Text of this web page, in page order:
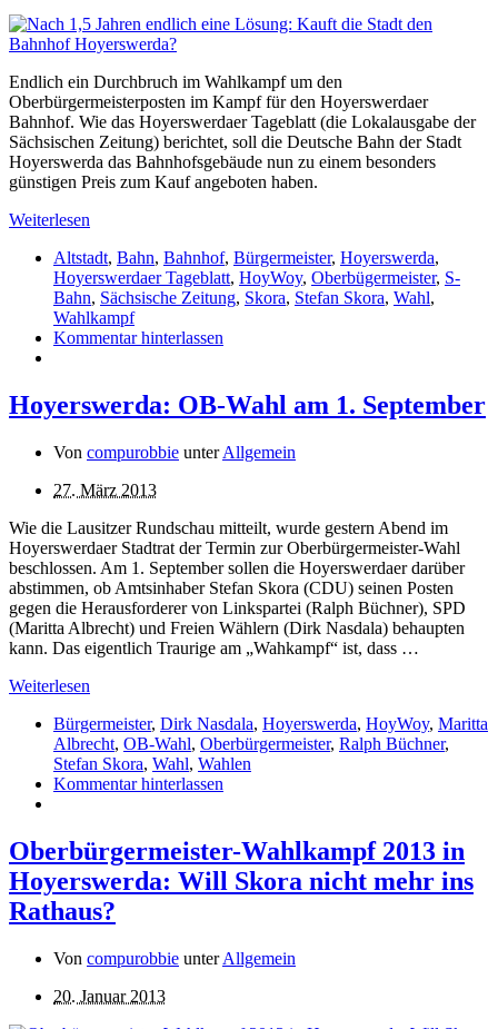
Endlich ein Durchbruch im Wahlkampf um den
Oberbürgermeisterposten im Kampf für den Hoyerswerdaer
Bahnhof. Wie das Hoyerswerdaer Tageblatt (die Lokalausgabe der
Sächsischen Zeitung) berichtet, soll die Deutsche Bahn der Stadt
Hoyerswerda das Bahnhofsgebäude nun zu einem besonders
günstigen Preis zum Kauf angeboten haben.
Weiterlesen
Altstadt, Bahn, Bahnhof, Bürgermeister, Hoyerswerda,
Hoyerswerdaer Tageblatt, HoyWoy, Oberbügermeister, S-
Bahn, Sächsische Zeitung, Skora, Stefan Skora, Wahl,
Wahlkampf
Kommentar hinterlassen
Hoyerswerda: OB-Wahl am 1. September
Von compurobbie unterAllgemein
27. März 2013
Wie die Lausitzer Rundschau mitteilt, wurde gestern Abend im
Hoyerswerdaer Stadtrat der Termin zur Oberbürgermeister-Wahl
beschlossen. Am 1. September sollen die Hoyerswerdaer darüber
abstimmen, ob Amtsinhaber Stefan Skora (CDU) seinen Posten
gegen die Herausforderer von Linkspartei (Ralph Büchner), SPD
(Maritta Albrecht) und Freien Wählern (Dirk Nasdala) behaupten
kann. Das eigentlich Traurige am „Wahkampf“ ist, dass …
Weiterlesen
Bürgermeister, Dirk Nasdala, Hoyerswerda, HoyWoy, Maritta
Albrecht, OB-Wahl, Oberbürgermeister, Ralph Büchner,
Stefan Skora, Wahl, Wahlen
Kommentar hinterlassen
Oberbürgermeister-Wahlkampf 2013 in
Hoyerswerda: Will Skora nicht mehr ins
Rathaus?
Von compurobbie unterAllgemein
20. Januar 2013